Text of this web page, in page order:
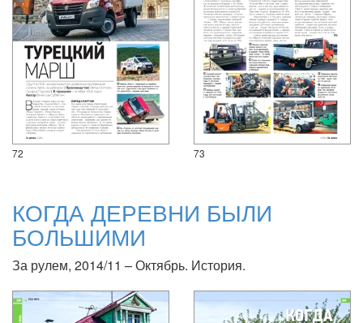
72 73
КОГДА ДЕРЕВНИ БЫЛИ
БОЛЬШИМИ
За рулем, 2014/11 – Октябрь. История.